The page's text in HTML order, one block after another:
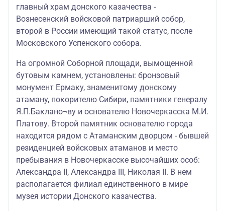
главный храм донского казачества -
Вознесенский войсковой патриарший собор,
второй в России имеющий такой статус, после
Московского Успенского собора.
На огромной Соборной площади, вымощенной
бутовым камнем, установлены: бронзовый
монумент Ермаку, знаменитому донскому
атаману, покорителю Сибири, памятники генералу
Я.П.Баклано¬ву и основателю Новочеркасска М.И.
Платову. Второй памятник основателю города
находится рядом с Атаманским дворцом - бывшей
резиденцией войсковых атаманов и место
пребывания в Новочеркасске высочайших особ:
Александра II, Александра III, Николая II. В нем
располагается филиал единственного в мире
музея истории Донского казачества.